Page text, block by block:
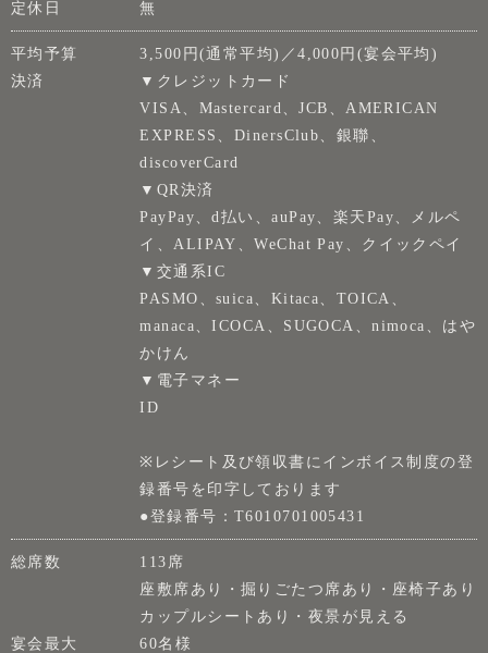
定休日
無
平均予算
3,500円(通常平均)／4,000円(宴会平均)
決済
▼クレジットカード
VISA、Mastercard、JCB、AMERICAN
EXPRESS、DinersClub、銀聯、
discoverCard
▼QR決済
PayPay、d払い、auPay、楽天Pay、メルペ
イ、ALIPAY、WeChat Pay、クイックペイ
▼交通系IC
PASMO、suica、Kitaca、TOICA、
manaca、ICOCA、SUGOCA、nimoca、はや
かけん
▼電子マネー
ID
※レシート及び領収書にインボイス制度の登
録番号を印字しております
●登録番号：T6010701005431
総席数
113席
座敷席あり・掘りごたつ席あり・座椅子あり
カップルシートあり・夜景が見える
宴会最大
60名様